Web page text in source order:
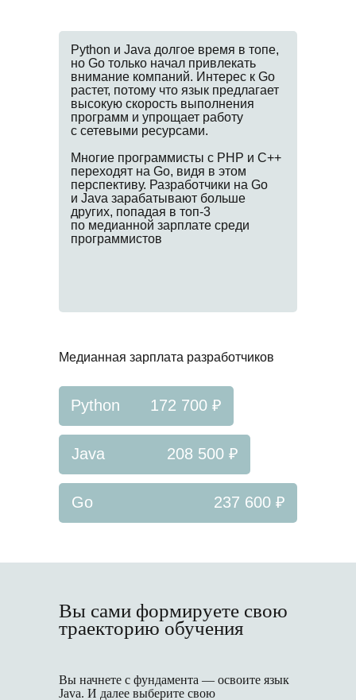
Python и Java долгое время в топе,
но Go только начал привлекать
внимание компаний. Интерес к Go
растет, потому что язык предлагает
высокую скорость выполнения
программ и упрощает работу
с сетевыми ресурсами.
Многие программисты с PHP и C++
переходят на Go, видя в этом
перспективу. Разработчики на Go
и Java зарабатывают больше
других, попадая в топ-3
по медианной зарплате среди
программистов
Медианная зарплата разработчиков
172 700 ₽
208 500 ₽
237 600 ₽
Python
Java
Go
Вы сами формируете свою
траекторию обучения
Вы начнете с фундамента — освоите язык
Java. И далее выберите свою